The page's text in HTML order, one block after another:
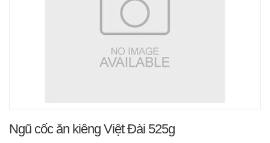
Ngũ cốc ăn kiêng Việt Đài 525g